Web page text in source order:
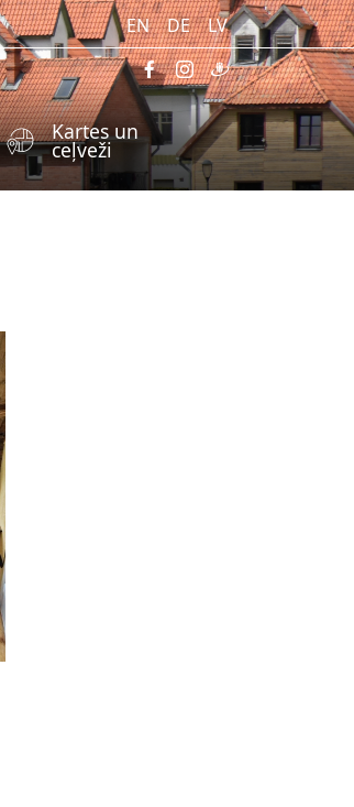
EN DE
LV
Kartes un
ceļveži